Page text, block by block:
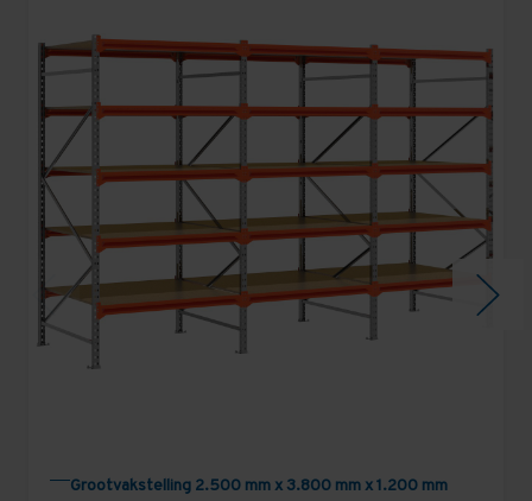
Grootvakstelling 2.500 mm x 3.800 mm x 1.200 mm